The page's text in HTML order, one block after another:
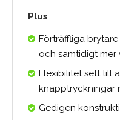
Plus
Förträffliga
och samtidigt
Flexibilitet sett till
knapptryckningar
Gedigen